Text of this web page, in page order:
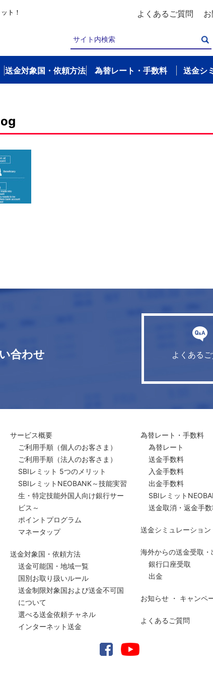
ト！ よくあるご質問
送金対象国・依頼方法 為替レート・手数料 送金シ
合わせ よくある
サービス概要
ご利用手順 （個人のお客さま）
ご利用手順 （法人のお客さま）
SBIレミット 5つのメリット
SBIレミットNEOBANK～技能実習
生・特定技能外国人向け銀行サー
ビス～
ポイントプログラム
マネータップ
送金対象国・依頼方法
送金可能国・地域一覧
国別お取り扱いルール
送金制限対象国および送金不可国
について
選べる送金依頼チャネル
インターネット送金
為替レート・手数料
為替レート
送金手数料
入金手数料
出金手数料
SBIレミット
送金取消・返金手
送金シミュレーション
海外からの送金受取・
銀行口座受取
出金
お知らせ ・ キャンペ
よくあるご質問